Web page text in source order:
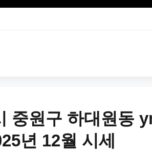
중원구 하대원동
년 12월 시세